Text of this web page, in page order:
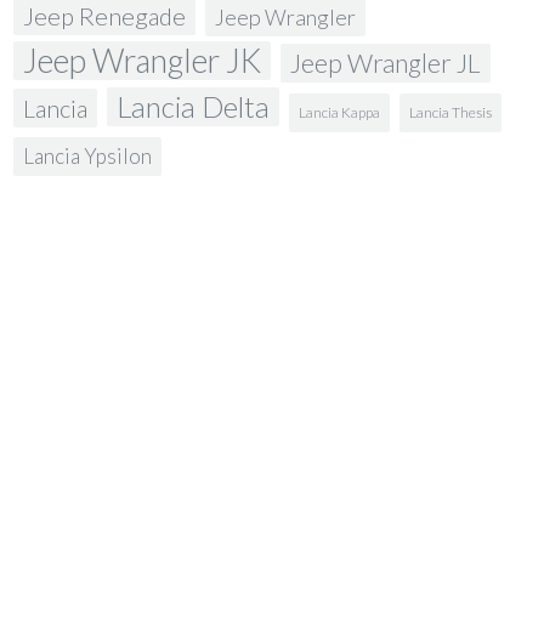
Jeep Renegade Jeep Wrangler
Jeep Wrangler JK Jeep Wrangler JL
Lancia Lancia Delta Lancia Kappa Lancia Thesis
Lancia Ypsilon